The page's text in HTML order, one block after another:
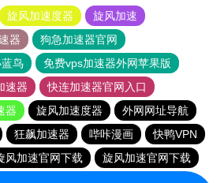
旋风加速度器
旋风加速
器
狗急加速器官网
鸟
免费vps加速器外网苹果版
速器
快连加速器官网入口
器 旋风加速度器
外网网址导航
狂飙加速器 哔咔漫画
快鸭VPN
风加速官网下载
旋风加速官网下载